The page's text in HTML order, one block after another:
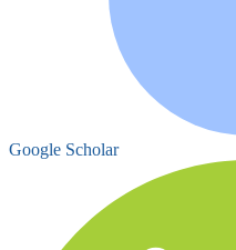
Google Scholar